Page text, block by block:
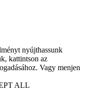
nyújthassunk
kattintson az
Vagy menjen
ALL